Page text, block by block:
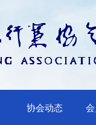
协会动态